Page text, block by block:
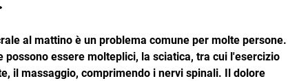
al mattino è un problema comune per molte persone.
possono essere molteplici, la sciatica, tra cui l'esercizio
il massaggio, comprimendo i nervi spinali. Il dolore